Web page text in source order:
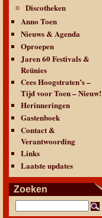
Discotheken
Anno Toen
Nieuws & Agenda
Oproepen
Jaren 60 Festivals &
Reünies
Cees Hoogstraten’s –
Tijd voor Toen – Nieuw!
Herinneringen
Gastenboek
Contact &
Verantwoording
Links
Laatste updates
Zoeken